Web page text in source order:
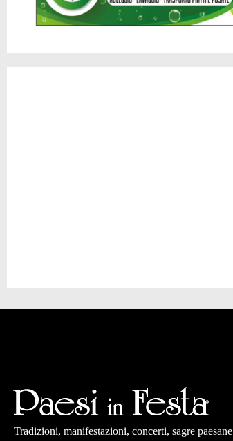
Tradizioni, manifestazioni, concerti, sagre